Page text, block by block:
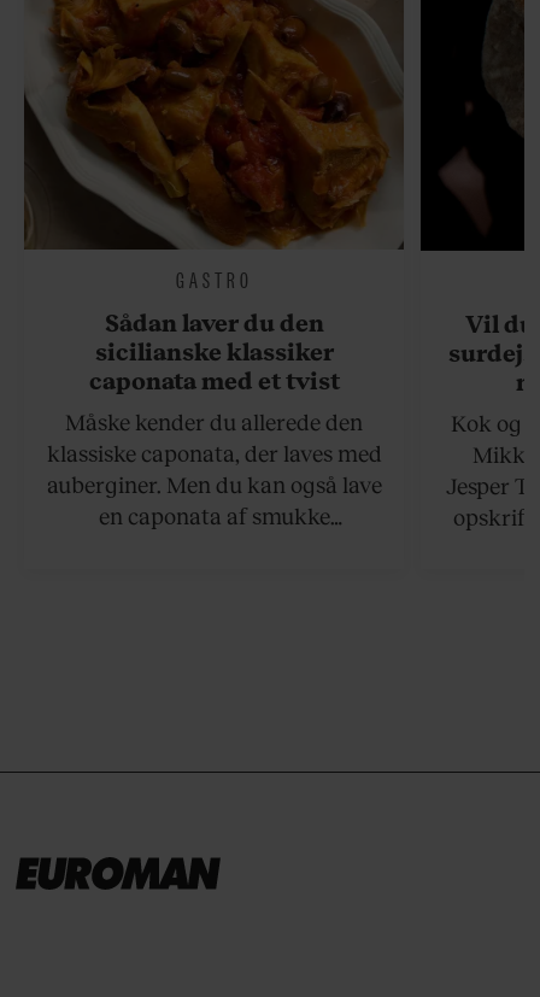
GASTRO
Sådan laver du den
sicilianske klassiker
caponata med et tvist
Måske kender du allerede den
klassiske caponata, der laves med
auberginer. Men du kan også lave
en caponata af smukke
Vil du
Kok og
Jesper
opskrift